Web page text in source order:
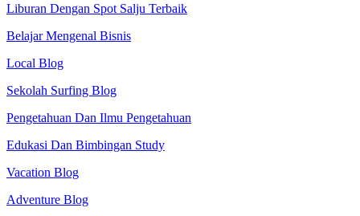
Liburan Dengan Spot Salju Terbaik
Belajar Mengenal Bisnis
Local Blog
Sekolah Surfing Blog
Pengetahuan Dan Ilmu Pengetahuan
Edukasi Dan Bimbingan Study
Vacation Blog
Adventure Blog